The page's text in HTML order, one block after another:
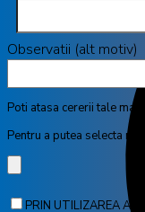
Observatii (alt motiv)
Poti atasa cererii tale
Pentru a putea selecta
PRIN UTILIZAREA